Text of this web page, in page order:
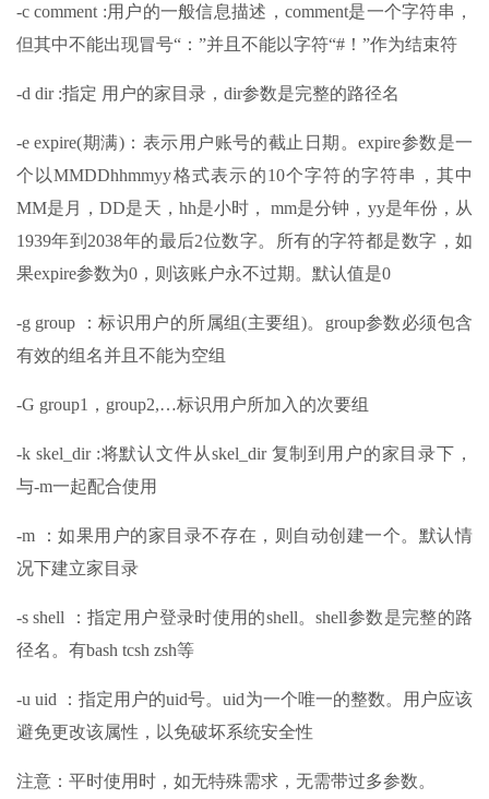
-c comment :用户的一般信息描述，comment是一个字符串，
但其中不能出现冒号“：”并且不能以字符“#！”作为结束符
-d dir :指定 用户的家目录，dir参数是完整的路径名
-e expire(期满)：表示用户账号的截止日期。expire参数是一
个以MMDDhhmmyy格式表示的10个字符的字符串，其中
MM是月，DD是天，hh是小时， mm是分钟，yy是年份，从
1939年到2038年的最后2位数字。所有的字符都是数字，如
果expire参数为0，则该账户永不过期。默认值是0
-g group ：标识用户的所属组(主要组)。group参数必须包含
有效的组名并且不能为空组
-G group1，group2,…标识用户所加入的次要组
-k skel_dir :将默认文件从skel_dir 复制到用户的家目录下，
与-m一起配合使用
-m ：如果用户的家目录不存在，则自动创建一个。默认情
况下建立家目录
-s shell ：指定用户登录时使用的shell。shell参数是完整的路
径名。有bash tcsh zsh等
-u uid ：指定用户的uid号。uid为一个唯一的整数。用户应该
避免更改该属性，以免破坏系统安全性
注意：平时使用时，如无特殊需求，无需带过多参数。